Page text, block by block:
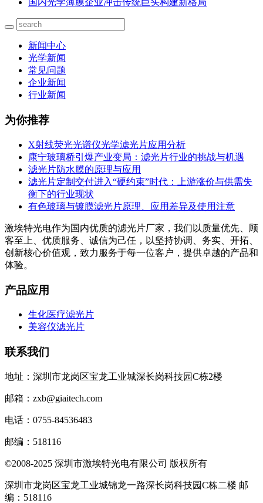
国内光学薄膜企业冲击传统巨头构建新格局
新闻中心
光学新闻
常见问题
企业新闻
行业新闻
为你推荐
X射线荧光光谱仪光学滤光片应用分析
康宁玻璃桥引爆产业变局：滤光片行业的挑战与机遇
滤光片防水膜的原理与应用
滤光片定制交付进入“硬约束”时代：上游涨价与供需失
衡下的行业现状
有色玻璃与镀膜滤光片原理、应用差异及使用注意
激埃特光电作为国内优质的滤光片厂家，我们以质量优先、顾
客至上、优质服务、诚信为己任，以坚持协调、务实、开拓、
创新核心价值观，致力服务于每一位客户，提供卓越的产品和
体验。
产品应用
生化医疗滤光片
美容仪滤光片
联系我们
地址：深圳市龙岗区宝龙工业城深长岗科技园C栋2楼
邮箱：zxb@giaitech.com
电话：0755-84536483
邮编：518116
©2008-2025 深圳市激埃特光电有限公司 版权所有
深圳市龙岗区宝龙工业城锦龙一路深长岗科技园C栋二楼 邮
编：518116